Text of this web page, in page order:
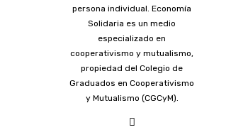
persona individual. Economía
Solidaria es un medio
especializado en
cooperativismo y mutualismo,
propiedad del Colegio de
Graduados en Cooperativismo
y Mutualismo (CGCyM).